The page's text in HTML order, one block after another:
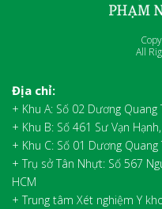
All
Địa chỉ:
+ Khu A: Số 02 Dương Quang
+ Khu B: Số 461 Sư Vạn
+ Khu C: Số 01 Dương
+ Trụ sở Tân Nhựt: Số 567
HCM
+ Trung tâm Xét nghiệm Y